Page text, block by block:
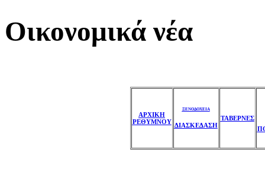
Οικονομικά νέα
ΑΡΧΙΚΗ
ΡΕΘΥΜΝΟΥ
ΞΕΝΟΔΟΧΕΙΑ
ΔΙΑΣΚΕΔΑΣΗ
ΤΑΒΕΡΝΕΣ